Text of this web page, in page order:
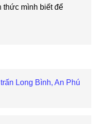
thức mình biết để
Long Bình, An Phú